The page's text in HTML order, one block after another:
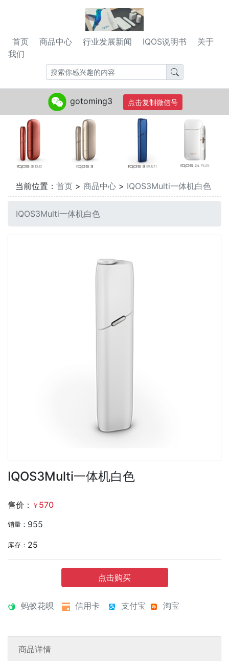
首页 商品中心 行业发展新闻 IQOS说明书
关于
我们
当前位置： 首页 > 商品中心 > IQOS3Multi一体机白色
IQOS3Multi一体机白色
IQOS3Multi一体机白色
售价： ￥ 570
销量： 955
库存： 25
点击购买
蚂蚁花呗 信用卡 支付宝 淘宝
商品详情
gotoming3 点击复制微信号